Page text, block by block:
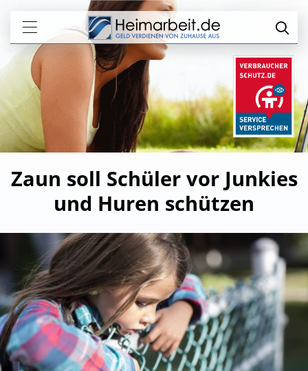
Zaun soll Schüler vor Junkies
und Huren schützen